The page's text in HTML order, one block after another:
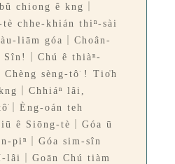
chiong ê kng｜
chhe-khián thiⁿ-sài
liām góa｜Choân-
｜Chú ê thiàⁿ-
Chèng sèng-tô͘ ! Tio̍h
｜Chhiáⁿ lâi,
｜Èng-oán teh
ê Siōng-tè｜Góa ū
piⁿ｜Góa sim-sîn
lâi｜Goān Chú tiàm